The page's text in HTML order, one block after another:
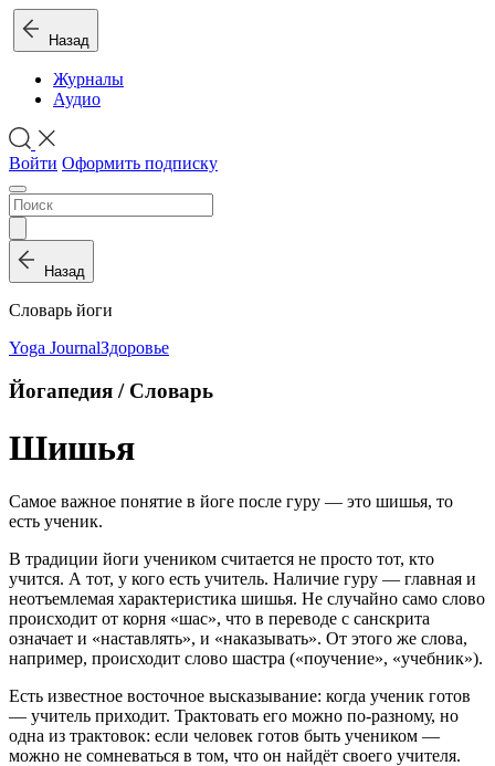
Назад
Журналы
Аудио
Войти Оформить подписку
Назад
Словарь йоги
Yoga JournalЗдоровье
Йогапедия / Словарь
Шишья
Самое важное понятие в йоге после гуру — это шишья, то
есть ученик.
В традиции йоги учеником считается не просто тот, кто
учится. А тот, у кого есть учитель. Наличие гуру — главная и
неотъемлемая характеристика шишья. Не случайно само слово
происходит от корня «шас», что в переводе с санскрита
означает и «наставлять», и «наказывать». От этого же слова,
например, происходит слово шастра («поучение», «учебник»).
Есть известное восточное высказывание: когда ученик готов
— учитель приходит. Трактовать его можно по-разному, но
одна из трактовок: если человек готов быть учеником —
можно не сомневаться в том, что он найдёт своего учителя.